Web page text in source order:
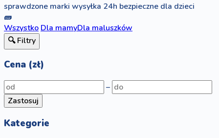
sprawdzone marki wysyłka 24h bezpieczne dla dzieci
🧱
Wszystko Dla mamyDla maluszków
🔍 Filtry
Cena (zł)
–
Zastosuj
Kategorie